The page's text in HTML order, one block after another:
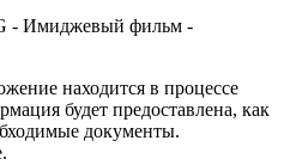
- Имиджевый фильм -
находится в процессе
будет предоставлена, как
документы.